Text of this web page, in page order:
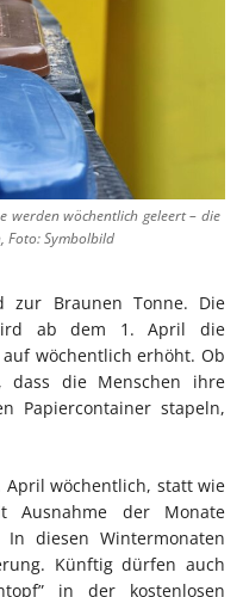
werden wöchentlich geleert – die
Foto: Symbolbild
zur Braunen Tonne. Die
ab dem 1. April die
wöchentlich erhöht. Ob
dass die Menschen ihre
Papiercontainer stapeln,
wöchentlich, statt wie
Ausnahme der Monate
In diesen Wintermonaten
Künftig dürfen auch
in der kostenlosen